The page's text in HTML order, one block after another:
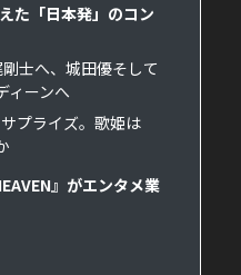
た「日本発」のコン
士へ、城田優そして
ィーンへ
プライズ。歌姫は
』がエンタメ業